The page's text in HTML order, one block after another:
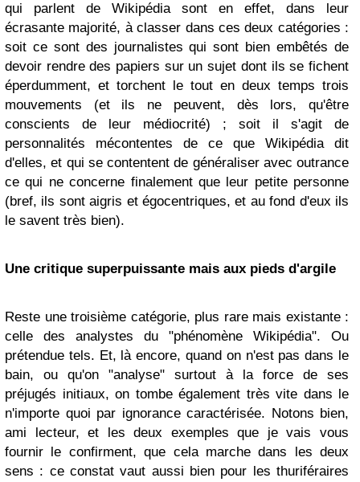
qui parlent de Wikipédia sont en effet, dans leur
écrasante majorité, à classer dans ces deux catégories :
soit ce sont des journalistes qui sont bien embêtés de
devoir rendre des papiers sur un sujet dont ils se fichent
éperdumment, et torchent le tout en deux temps trois
mouvements (et ils ne peuvent, dès lors, qu'être
conscients de leur médiocrité) ; soit il s'agit de
personnalités mécontentes de ce que Wikipédia dit
d'elles, et qui se contentent de généraliser avec outrance
ce qui ne concerne finalement que leur petite personne
(bref, ils sont aigris et égocentriques, et au fond d'eux ils
le savent très bien).
Une critique superpuissante mais aux pieds d'argile
Reste une troisième catégorie, plus rare mais existante :
celle des analystes du "phénomène Wikipédia". Ou
prétendue tels. Et, là encore, quand on n'est pas dans le
bain, ou qu'on "analyse" surtout à la force de ses
préjugés initiaux, on tombe également très vite dans le
n'importe quoi par ignorance caractérisée. Notons bien,
ami lecteur, et les deux exemples que je vais vous
fournir le confirment, que cela marche dans les deux
sens : ce constat vaut aussi bien pour les thuriféraires